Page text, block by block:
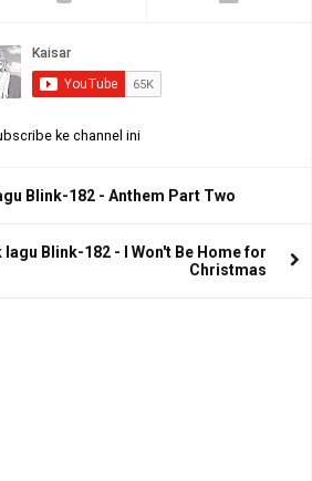
ke channel ini
Blink-182 - Anthem Part Two
Blink-182 - I Won't Be Home for
Christmas